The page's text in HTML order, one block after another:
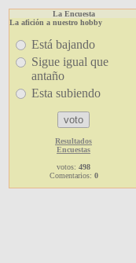
La Encuesta
La afición a nuestro hobby
Está bajando
Sigue igual que
antaño
Esta subiendo
Resultados
Encuestas
votos: 498
Comentarios: 0